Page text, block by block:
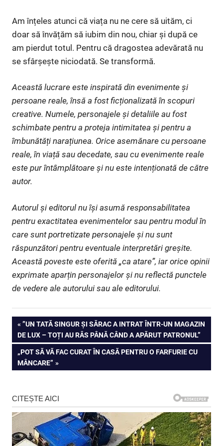
Am înțeles atunci că viața nu ne cere să uităm, ci
doar să învățăm să iubim din nou, chiar și după ce
am pierdut totul. Pentru că dragostea adevărată nu
se sfârșește niciodată. Se transformă.
Această lucrare este inspirată din evenimente și
persoane reale, însă a fost ficționalizată în scopuri
creative. Numele, personajele și detaliile au fost
schimbate pentru a proteja intimitatea și pentru a
îmbunătăți narațiunea. Orice asemănare cu persoane
reale, în viață sau decedate, sau cu evenimente reale
este pur întâmplătoare și nu este intenționată de către
autor.
Autorul și editorul nu își asumă responsabilitatea
pentru exactitatea evenimentelor sau pentru modul în
care sunt portretizate personajele și nu sunt
răspunzători pentru eventuale interpretări greșite.
Această poveste este oferită „ca atare”, iar orice opinii
exprimate aparțin personajelor și nu reflectă punctele
de vedere ale autorului sau ale editorului.
Navigare
în
articole
PREVIOUS
POST:
”UN TATĂ SINGUR ȘI SĂRAC A INTRAT ÎNTR-UN MAGAZIN
DE LUX – TOȚI AU RÂS PÂNĂ CÂND A APĂRUT PATRONUL”
NEXT
POST:
„POT SĂ VĂ FAC CURAT ÎN CASĂ PENTRU O FARFURIE CU
MÂNCARE”